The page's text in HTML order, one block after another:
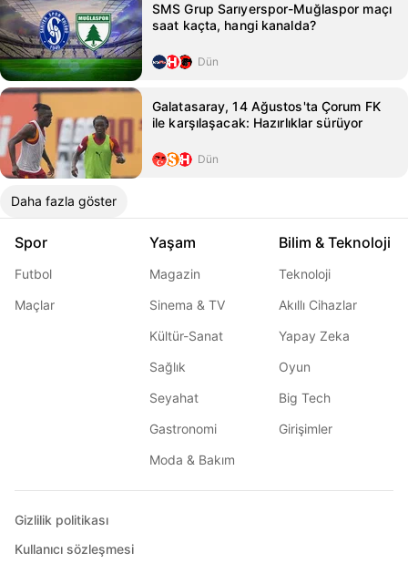
SMS Grup Sarıyerspor-Muğlaspor maçı
saat kaçta, hangi kanalda?
Dün
Galatasaray, 14 Ağustos'ta Çorum FK
ile karşılaşacak: Hazırlıklar sürüyor
Dün
Daha fazla göster
Spor
Futbol
Maçlar
Yaşam
Magazin
Sinema & TV
Kültür-Sanat
Sağlık
Seyahat
Gastronomi
Moda & Bakım
Bilim & Teknoloji
Teknoloji
Akıllı Cihazlar
Yapay Zeka
Oyun
Big Tech
Girişimler
Gizlilik politikası
Kullanıcı sözleşmesi